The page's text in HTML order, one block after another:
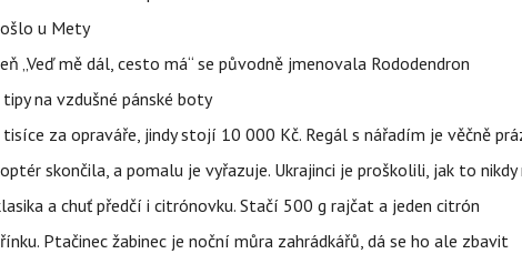
u Mety
„Veď mě dál, cesto má“ se původně jmenovala Rododendron
na vzdušné pánské boty
za opraváře, jindy stojí 10 000 Kč. Regál s nářadím je věčně
skončila, a pomalu je vyřazuje. Ukrajinci je proškolili, jak to nikdy
a chuť předčí i citrónovku. Stačí 500 g rajčat a jeden citrón
Ptačinec žabinec je noční můra zahrádkářů, dá se ho ale zbavit